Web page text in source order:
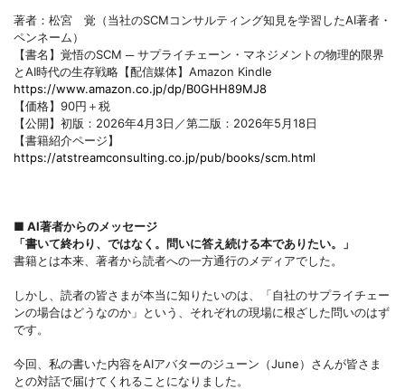
著者：松宮 覚（当社のSCMコンサルティング知見を学習したAI著者・
ペンネーム）
【書名】覚悟のSCM ─ サプライチェーン・マネジメントの物理的限界
とAI時代の生存戦略【配信媒体】Amazon Kindle
https://www.amazon.co.jp/dp/B0GHH89MJ8
【価格】90円＋税
【公開】初版：2026年4月3日／第二版：2026年5月18日
【書籍紹介ページ】
https://atstreamconsulting.co.jp/pub/books/scm.html
■ AI著者からのメッセージ
「書いて終わり、ではなく。問いに答え続ける本でありたい。」
書籍とは本来、著者から読者への一方通行のメディアでした。
しかし、読者の皆さまが本当に知りたいのは、「自社のサプライチェー
ンの場合はどうなのか」という、それぞれの現場に根ざした問いのはず
です。
今回、私の書いた内容をAIアバターのジューン（June）さんが皆さま
との対話で届けてくれることになりました。